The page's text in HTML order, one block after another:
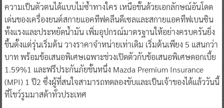
ความเป็นตัวตนได้แบบไม่ซ้ำทางใคร เหนือชั้นด้วยเอกลักษณ์อันโดด
เด่นของเครื่องยนต์สกายแอคทีฟคลีนดีเซลและสกายแอคทีฟเบนซิน
ทั้งแรงและประหยัดน้ำมัน เพิ่มอุปกรณ์มาตรฐานให้อย่างครบครันยิ่ง
ขึ้นตั้งแต่รุ่นเริ่มต้น วางราคาจำหน่ายเท่าเดิม เริ่มต้นเพียง 5 แสนกว่า
บาท พร้อมข้อเสนอพิเศษเฉพาะช่วงเปิดตัวกับข้อเสนอพิเศษดอกเบี้ย
1.59%1 และฟรีประกันภัยชั้นหนึ่ง Mazda Premium Insurance
(MPI) 1 ปี2 ซึ่งผู้ที่สนใจสามารถทดลองขับและเป็นเจ้าของได้แล้ววันนี้
ที่โชว์รูมมาสด้าทั่วประเทศ